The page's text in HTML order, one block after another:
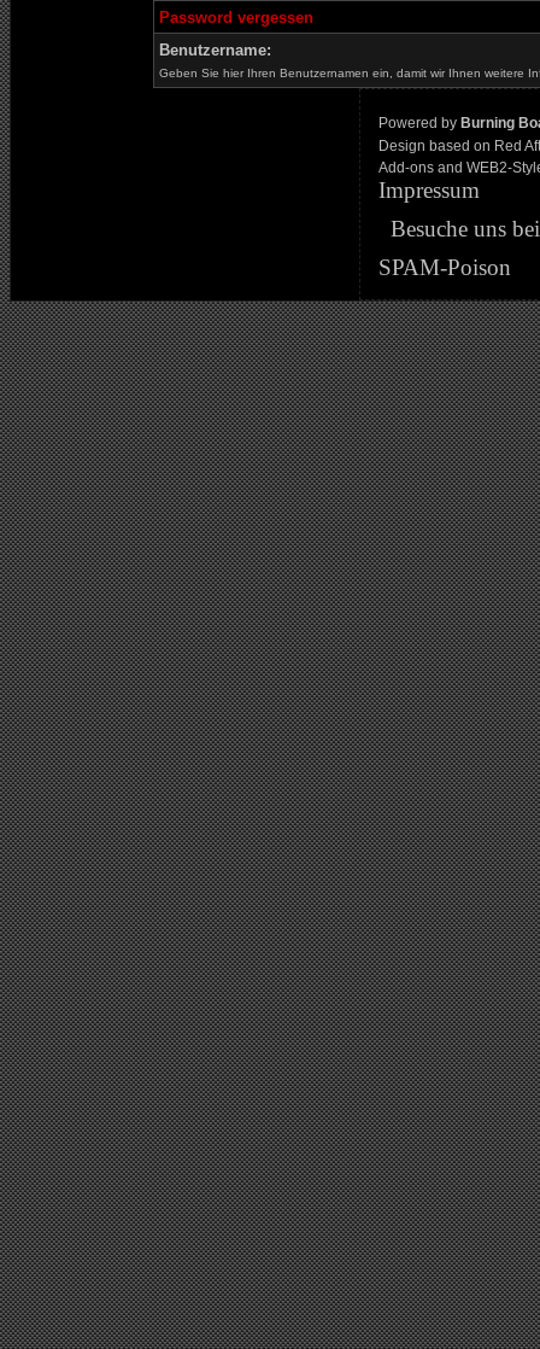
Password vergessen
Benutzername:
Geben Sie hier Ihren Benutzernamen ein, damit wir Ihnen weitere
Powered by Burning
Design based on Red
Add-ons and WEB2-
Impressum
Besuche uns
SPAM-Poison